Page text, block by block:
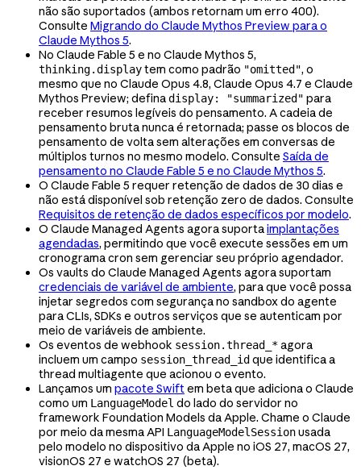
não são suportados (ambos retornam um erro 400).
Consulte Migrando do Claude Mythos Preview para o
Claude Mythos 5.
No Claude Fable 5 e no Claude Mythos 5,
thinking.displaytem como padrão "omitted", o
mesmo que no Claude Opus 4.8, Claude Opus 4.7 e Claude
Mythos Preview; definadisplay: "summarized" para
receber resumos legíveis do pensamento. A cadeia de
pensamento bruta nunca é retornada; passe os blocos de
pensamento de volta sem alterações em conversas de
múltiplos turnos no mesmo modelo. Consulte Saída de
pensamento no Claude Fable 5 e no Claude Mythos 5.
O Claude Fable 5 requer retenção de dados de 30 dias e
não está disponível sob retenção zero de dados. Consulte
Requisitos de retenção de dados específicos por modelo.
O Claude Managed Agents agora suportaimplantações
agendadas, permitindo que você execute sessões em um
cronograma cron sem gerenciar seu próprio agendador.
Os vaults do Claude Managed Agents agora suportam
credenciais de variável de ambiente, para que você possa
injetar segredos com segurança no sandbox do agente
para CLIs, SDKs e outros serviços que se autenticam por
meio de variáveis de ambiente.
Os eventos de webhook session.thread_*agora
incluem um campo session_thread_id que identifica a
thread multiagente que acionou o evento.
Lançamos um pacote Swiftem beta que adiciona o Claude
como um LanguageModel do lado do servidor no
framework Foundation Models da Apple. Chame o Claude
por meio da mesma API LanguageModelSessionusada
pelo modelo no dispositivo da Apple no iOS 27, macOS 27,
visionOS 27 e watchOS 27 (beta).